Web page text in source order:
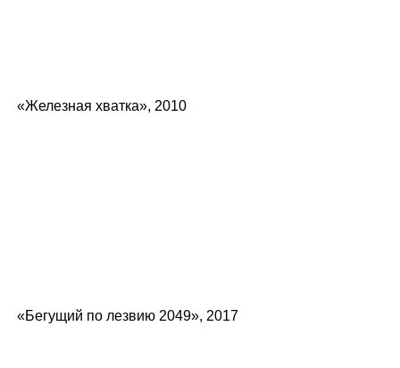
«Железная хватка», 2010
«Бегущий по лезвию 2049», 2017